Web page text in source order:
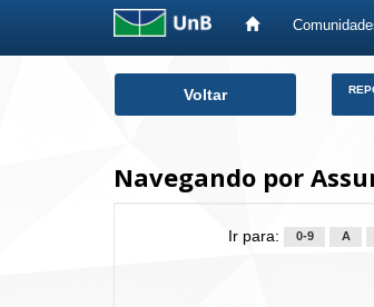
Voltar
Navegando por
Ir para: 0-9 A